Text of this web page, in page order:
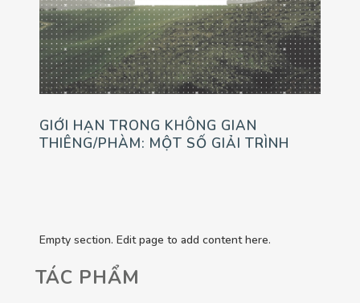
GIỚI HẠN TRONG KHÔNG GIAN
THIÊNG/PHÀM: MỘT SỐ GIẢI TRÌNH
Empty section. Edit page to add content here.
TÁC PHẨM